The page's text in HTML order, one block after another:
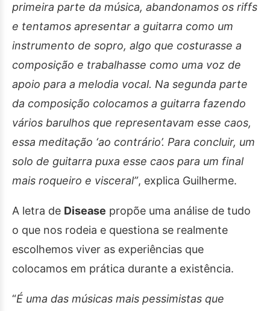
primeira parte da música, abandonamos os riffs
e tentamos apresentar a guitarra como um
instrumento de sopro, algo que costurasse a
composição e trabalhasse como uma voz de
apoio para a melodia vocal. Na segunda parte
da composição colocamos a guitarra fazendo
vários barulhos que representavam esse caos,
essa meditação ‘ao contrário’. Para concluir, um
solo de guitarra puxa esse caos para um final
mais roqueiro e visceral”, explica Guilherme.
A letra de Disease propõe uma análise de tudo
o que nos rodeia e questiona se realmente
escolhemos viver as experiências que
colocamos em prática durante a existência.
“É uma das músicas mais pessimistas que